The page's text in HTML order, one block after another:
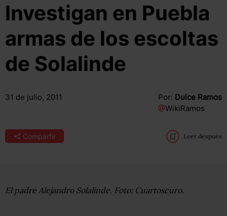
Investigan en Puebla
armas de los escoltas
de Solalinde
31 de julio, 2011 Por: Dulce Ramos
@WikiRamos
Compartir Leer después
El padre Alejandro Solalinde. Foto: Cuartoscuro.